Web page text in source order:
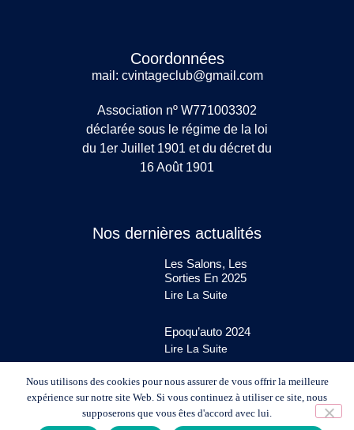
Coordonnées
mail: cvintageclub@gmail.com
Association nº W771003302
déclarée sous le régime de la loi
du 1er Juillet 1901 et du décret du
16 Août 1901
Nos dernières actualités
Les Salons, Les
Sorties En 2025
Lire La Suite
Epoqu’auto 2024
Lire La Suite
Nous utilisons des cookies pour nous assurer de vous offrir la meilleure
expérience sur notre site Web. Si vous continuez à utiliser ce site, nous
supposerons que vous êtes d'accord avec lui.